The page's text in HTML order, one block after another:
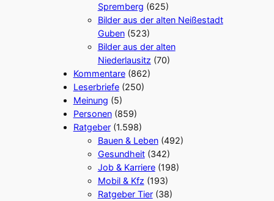
Spremberg (625)
Bilder aus der alten Neißestadt
Guben(523)
Bilder aus der alten
Niederlausitz (70)
Kommentare(862)
Leserbriefe(250)
Meinung (5)
Personen(859)
Ratgeber(1.598)
Bauen & Leben(492)
Gesundheit(342)
Job & Karriere(198)
Mobil & Kfz (193)
Ratgeber Tier(38)